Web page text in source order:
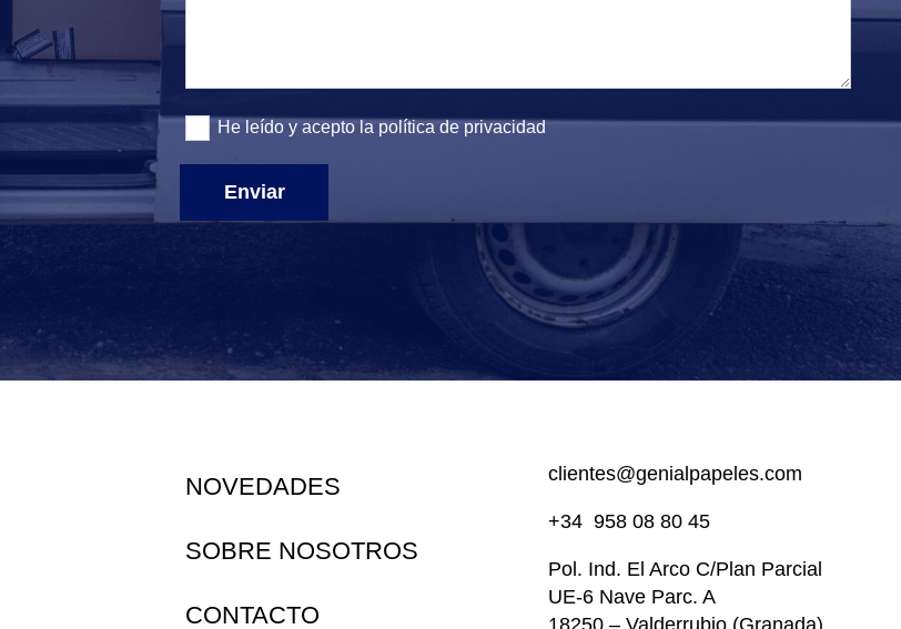
He leído y acepto lapolítica de privacidad
Enviar
NOVEDADES
SOBRE NOSOTROS
CONTACTO
clientes@genialpapeles.com
+34 958 08 80 45
Pol. Ind. El Arco C/Plan Parcial
UE-6 Nave Parc. A
18250 – Valderrubio (Granada),